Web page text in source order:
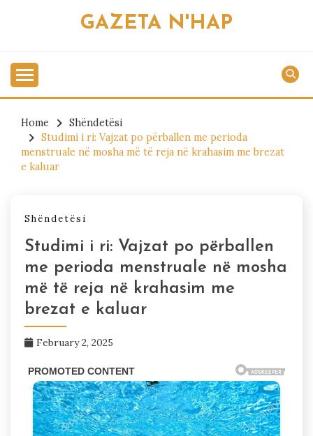
GAZETA N'HAP
Home
Shëndetësi
Studimi i ri: Vajzat po përballen me perioda
menstruale në mosha më të reja në krahasim me brezat
e kaluar
Shëndetësi
Studimi i ri: Vajzat po përballen
me perioda menstruale në mosha
më të reja në krahasim me
brezat e kaluar
February 2, 2025